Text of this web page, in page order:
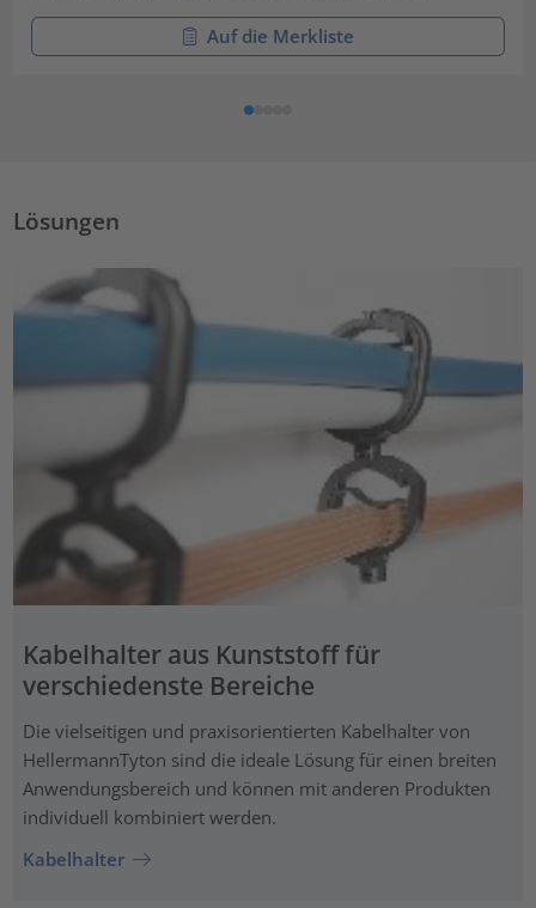
Auf die Merkliste
Lösungen
Kabelhalter aus Kunststoff für
verschiedenste Bereiche
Die vielseitigen und praxisorientierten Kabelhalter von
HellermannTyton sind die ideale Lösung für einen breiten
Anwendungsbereich und können mit anderen Produkten
individuell kombiniert werden.
Kabelhalter